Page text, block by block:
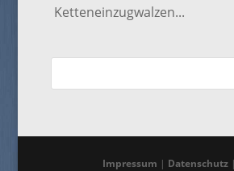
Ketteneinzugwalzen...
Impressum | Datenschutz|